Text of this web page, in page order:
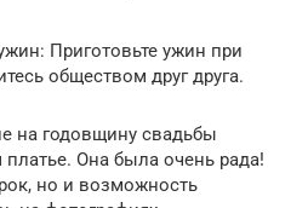
Приготовьте ужин при
обществом друг друга.
на годовщину свадьбы
Она была очень рада!
но и возможность